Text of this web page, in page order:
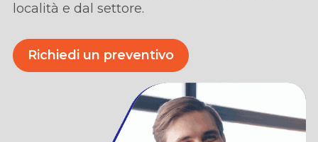
località e dal settore.
Richiedi un preventivo